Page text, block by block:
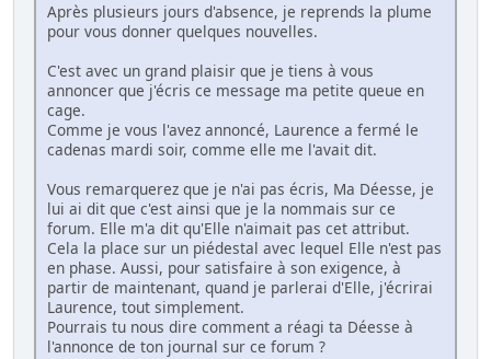
Après plusieurs jours d'absence, je reprends la plume
pour vous donner quelques nouvelles.
C'est avec un grand plaisir que je tiens à vous
annoncer que j'écris ce message ma petite queue en
cage.
Comme je vous l'avez annoncé, Laurence a fermé le
cadenas mardi soir, comme elle me l'avait dit.
Vous remarquerez que je n'ai pas écris, Ma Déesse, je
lui ai dit que c'est ainsi que je la nommais sur ce
forum. Elle m'a dit qu'Elle n'aimait pas cet attribut.
Cela la place sur un piédestal avec lequel Elle n'est pas
en phase. Aussi, pour satisfaire à son exigence, à
partir de maintenant, quand je parlerai d'Elle, j'écrirai
Laurence, tout simplement.
Pourrais tu nous dire comment a réagi ta Déesse à
l'annonce de ton journal sur ce forum ?